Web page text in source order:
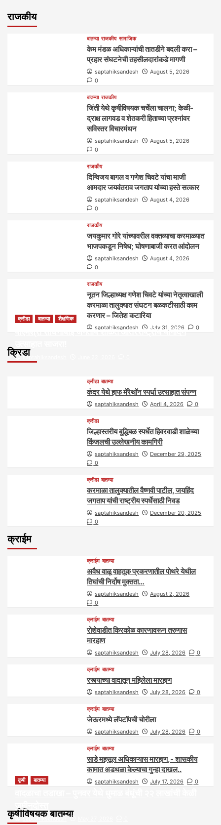
राजकीय
बातम्या राजकीय सामाजिक
केम मंडळ अधिकाऱ्यांची तातडीने बदली करा –
प्रहार संघटनेची तहसीलदारांकडे मागणी
saptahiksandesh
August 5, 2026
0
बातम्या राजकीय
जिंती येथे कृषीविषयक चर्चेला चालना; केळी-
द्राक्ष लागवड व शेतकरी हिताच्या प्रश्नांवर
सविस्तर विचारमंथन
saptahiksandesh
August 5, 2026
0
राजकीय
दिग्विजय बागल व गणेश चिवटे यांचा माजी
आमदार जयवंतराव जगताप यांच्या हस्ते सत्कार
saptahiksandesh
August 4, 2026
0
राजकीय
जयकुमार गोरे यांच्यावरील वक्तव्याचा करमाळ्यात
भाजपकडून निषेध; घोषणाबाजी करत आंदोलन
saptahiksandesh
August 4, 2026
0
राजकीय
नूतन जिल्हाध्यक्ष गणेश चिवटे यांच्या नेतृत्वाखाली
करमाळा तालुक्यात संघटन बळकटीसाठी काम
करणार – जितेश कटारिया
saptahiksandesh July 31, 2026 0
क्रिडा
क्रीडा बातम्या शैक्षणिक
पीएमश्री साधनाबाई जगताप शाळेत आंतरराष्ट्रीय योगदिन
saptahiksandesh
क्रीडा बातम्या
कंदर येथे हाफ मॅरेथॉन स्पर्धा उत्साहात संपन्न
saptahiksandesh April 4, 2026 0
क्रीडा
जिल्हास्तरीय बुद्धिबळ स्पर्धेत हिवरवाडी शाळेच्या
किंजलची उल्लेखनीय कामगिरी
saptahiksandesh
December 29, 2025
0
क्रीडा बातम्या
करमाळा तालुक्यातील वैष्णवी पाटील, जयहिंद
जगताप यांची राष्ट्रीय स्पर्धेसाठी निवड
saptahiksandesh
December 20, 2025
0
क्राईम
क्राईम बातम्या
अवैध वाळू वाहतूक प्रकरणातील पोथरे येथील
तिघांची निर्दोष मुक्तता…
saptahiksandesh
August 2, 2026
0
क्राईम बातम्या
रोशेवाडीत किरकोळ कारणावरून तरुणास
मारहाण
saptahiksandesh July 28, 2026 0
क्राईम बातम्या
रस्त्याच्या वादातून महिलेला मारहाण
saptahiksandesh July 28, 2026 0
क्राईम बातम्या
जेऊरमध्ये लॅपटॉपची चोरीला
saptahiksandesh July 28, 2026 0
क्राईम बातम्या
साडे महसूल अधिकाऱ्यास मारहाण,- शासकीय
कामात अडथळा केल्याचा गुन्हा दाखल..
saptahiksandesh July 17, 2026 0
कृषीविषयक बातम्या
कृषी बातम्या
saptahiksandesh